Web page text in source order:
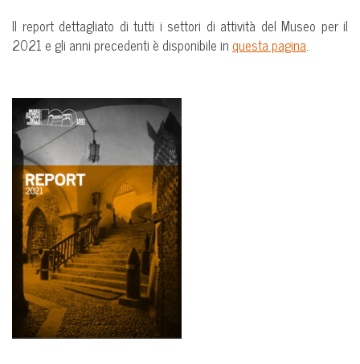
Il report dettagliato di tutti i settori di attività del Museo per il
2021 e gli anni precedenti è disponibile in questa pagina.